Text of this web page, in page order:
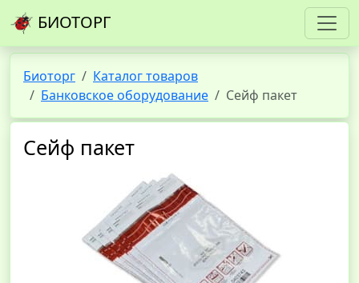
БИОТОРГ
Биоторг
Каталог товаров
Банковское оборудование
Сейф пакет
Сейф пакет